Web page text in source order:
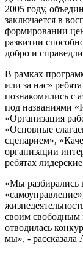
2005 году,
заключается в
формировании
развитии
добро и
В рамках
или за нас»
познакомились с
под названиями
«Организация
«Основные
сценарием»,
организации
ребятах
«Мы разбирались
своим свободным
отводилась
мы», - рассказала